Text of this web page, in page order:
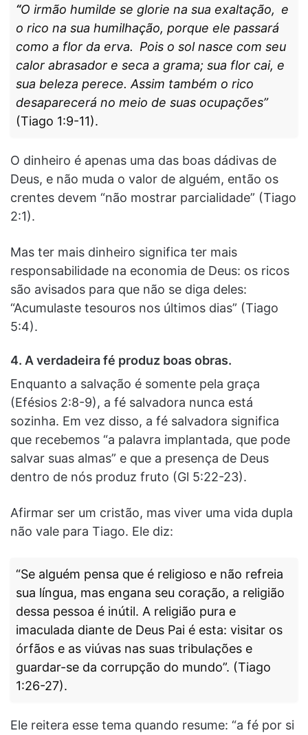
“O irmão humilde se glorie na sua exaltação, e
o rico na sua humilhação, porque ele passará
como a flor da erva. Pois o sol nasce com seu
calor abrasador e seca a grama; sua flor cai, e
sua beleza perece. Assim também o rico
desaparecerá no meio de suas ocupações”
(Tiago 1:9-11).
O dinheiro é apenas uma das boas dádivas de
Deus, e não muda o valor de alguém, então os
crentes devem “não mostrar parcialidade” (Tiago
2:1).
Mas ter mais dinheiro significa ter mais
responsabilidade na economia de Deus: os ricos
são avisados ​​para que não se diga deles:
“Acumulaste tesouros nos últimos dias” (Tiago
5:4).
4. A verdadeira fé produz boas obras.
Enquanto a salvação é somente pela graça
(Efésios 2:8-9), a fé salvadora nunca está
sozinha. Em vez disso, a fé salvadora significa
que recebemos “a palavra implantada, que pode
salvar suas almas” e que a presença de Deus
dentro de nós produz fruto (Gl 5:22-23).
Afirmar ser um cristão, mas viver uma vida dupla
não vale para Tiago. Ele diz:
“Se alguém pensa que é religioso e não refreia
sua língua, mas engana seu coração, a religião
dessa pessoa é inútil. A religião pura e
imaculada diante de Deus Pai é esta: visitar os
órfãos e as viúvas nas suas tribulações e
guardar-se da corrupção do mundo”. (Tiago
1:26-27).
Ele reitera esse tema quando resume: “a fé por si